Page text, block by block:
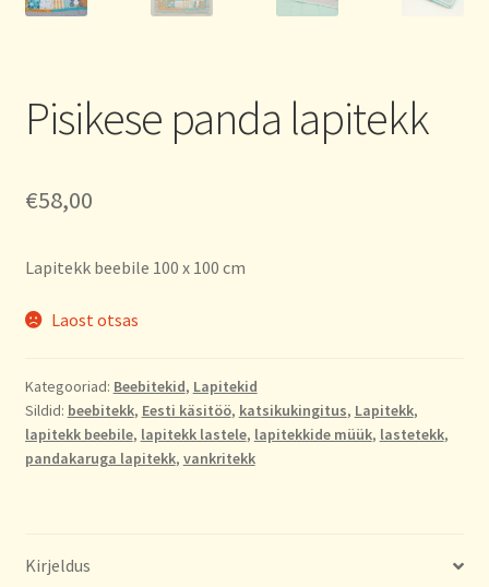
Pisikese panda lapitekk
€58,00
Lapitekk beebile 100 x 100 cm
Laost otsas
Kategooriad: Beebitekid, Lapitekid
Sildid: beebitekk, Eesti käsitöö, katsikukingitus, Lapitekk,
lapitekk beebile, lapitekk lastele, lapitekkide müük, lastetekk,
pandakaruga lapitekk, vankritekk
Kirjeldus